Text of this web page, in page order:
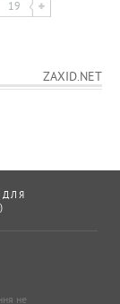
19
ZAXID.NET
не